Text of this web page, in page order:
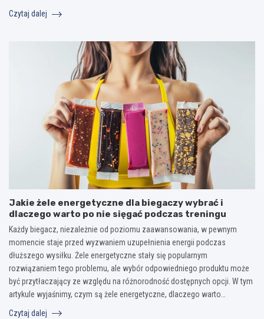
Czytaj dalej
Jakie żele energetyczne dla biegaczy wybrać i
dlaczego warto po nie sięgać podczas treningu
Każdy biegacz, niezależnie od poziomu zaawansowania, w pewnym
momencie staje przed wyzwaniem uzupełnienia energii podczas
dłuższego wysiłku. Żele energetyczne stały się popularnym
rozwiązaniem tego problemu, ale wybór odpowiedniego produktu może
być przytłaczający ze względu na różnorodność dostępnych opcji. W tym
artykule wyjaśnimy, czym są żele energetyczne, dlaczego warto…
Czytaj dalej